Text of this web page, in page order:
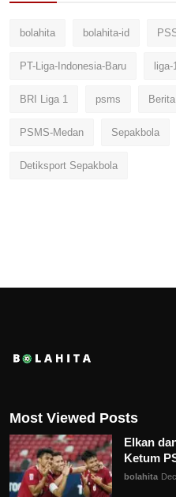
bolahita bolahita-id
PT-Liga-Indonesia-Baru liga-1
BRI Liga 1 psms
PSMS-Medan Sepakbola
Detiksport Sepakbola
Most Viewed Posts
Elkan
Ketum
bolahita